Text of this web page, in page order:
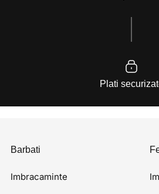
Plati
Barbati
Imbracaminte